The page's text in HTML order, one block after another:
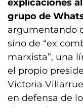
explicaciones
grupo de
argumentando
sino de “ex
marxista”, una
el propio
Victoria
en defensa de